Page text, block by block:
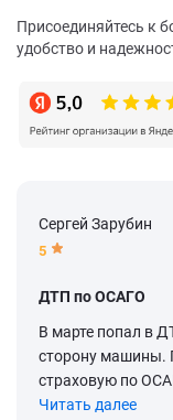
Присоединяйтесь к
удобство и
Сергей Зарубин
5
ДТП по ОСАГО
В марте попал в
сторону машины.
страховую по
Читать далее